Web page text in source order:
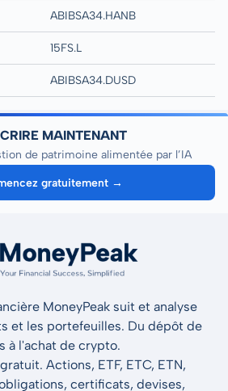
ABIBSA34.HANB
15FS.L
ABIBSA34.DUSD
MAINTENANT
de patrimoine alimentée par l’IA
gratuitement →
MoneyPeak suit et analyse
et les portefeuilles. Du dépôt de
à l'achat de crypto.
Actions, ETF, ETC, ETN,
certificats, devises,